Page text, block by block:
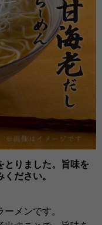
とりました。旨味を
ださい。
メンです。